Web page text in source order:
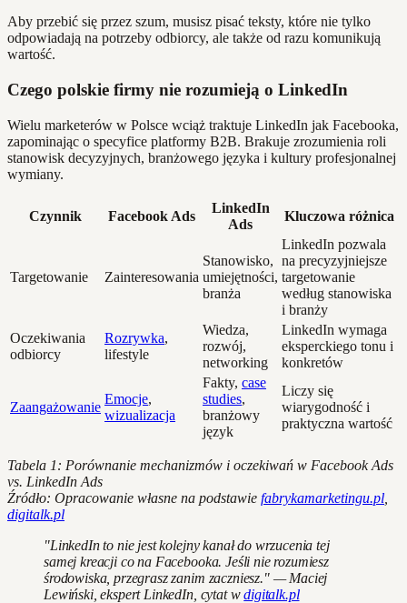
Aby przebić się przez szum, musisz pisać teksty, które nie tylko
odpowiadają na potrzeby odbiorcy, ale także od razu komunikują
wartość.
Czego polskie firmy nie rozumieją o LinkedIn
Wielu marketerów w Polsce wciąż traktuje LinkedIn jak Facebooka,
zapominając o specyfice platformy B2B. Brakuje zrozumienia roli
stanowisk decyzyjnych, branżowego języka i kultury profesjonalnej
wymiany.
Czynnik Facebook Ads
LinkedIn
Ads
Kluczowa różnica
Targetowanie Zainteresowania
Stanowisko,
umiejętności,
branża
LinkedIn pozwala
na precyzyjniejsze
targetowanie
według stanowiska
i branży
Oczekiwania
odbiorcy
Rozrywka,
lifestyle
Wiedza,
rozwój,
networking
LinkedIn wymaga
eksperckiego tonu i
konkretów
Zaangażowanie
Emocje,
wizualizacja
Fakty, case
studies,
branżowy
język
Liczy się
wiarygodność i
praktyczna wartość
Tabela 1: Porównanie mechanizmów i oczekiwań w Facebook Ads
vs. LinkedIn Ads
Źródło: Opracowanie własne na podstawie fabrykamarketingu.pl
digitalk.pl
"LinkedIn to nie jest kolejny kanał do wrzucenia tej
samej kreacji co na Facebooka. Jeśli nie rozumiesz
środowiska, przegrasz zanim zaczniesz." — Maciej
Lewiński, ekspert LinkedIn, cytat wdigitalk.pl